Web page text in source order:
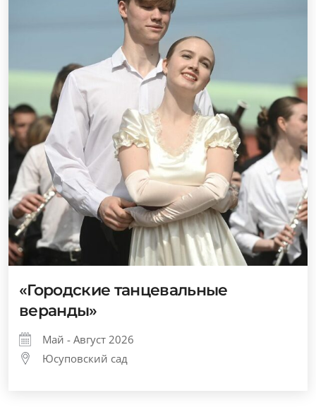
«Городские танцевальные
веранды»
Май - Август 2026
Юсуповский сад